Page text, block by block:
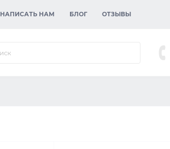
НАПИСАТЬ НАМ БЛОГ ОТЗЫВЫ